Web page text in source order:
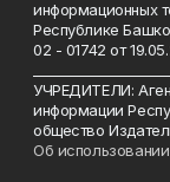
информационных
Республике
02 - 01742 от
УЧРЕДИТЕЛИ:
информации
общество
Об